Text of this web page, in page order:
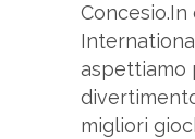
aspettiamo
migliori